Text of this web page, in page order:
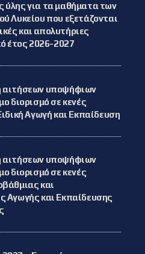
ύλης για τα μαθήματα των
Λυκείου που εξετάζονται
και απολυτήριες
έτος 2026-2027
αιτήσεων υποψήφιων
διορισμό σε κενές
Αγωγή και Εκπαίδευση
αιτήσεων υποψήφιων
διορισμό σε κενές
και
Αγωγής και Εκπαίδευσης